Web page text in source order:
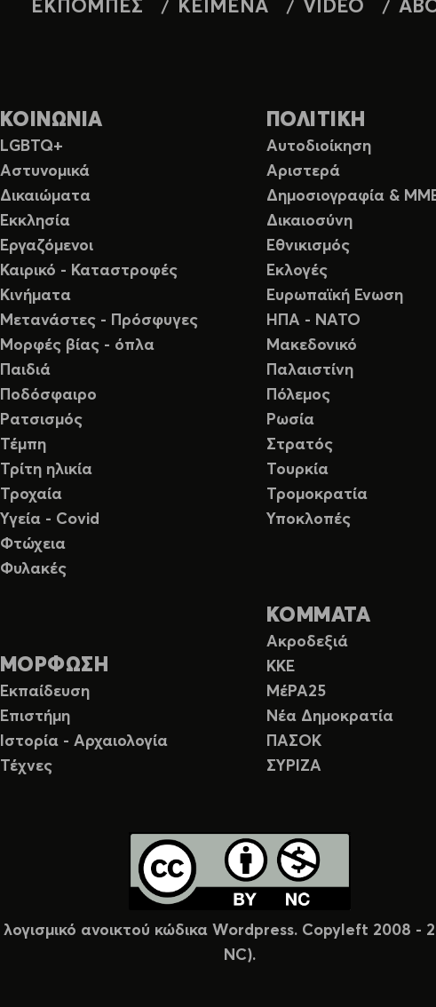
ΕΚΠΟΜΠΕΣ ΚΕΙΜΕΝΑ VIDEO
ΚΟΙΝΩΝΙΑ
LGBTQ+
Αστυνομικά
Δικαιώματα
Εκκλησία
Εργαζόμενοι
Καιρικό - Καταστροφές
Κινήματα
Μετανάστες - Πρόσφυγες
Μορφές βίας - όπλα
Παιδιά
Ποδόσφαιρο
Ρατσισμός
Τέμπη
Τρίτη ηλικία
Τροχαία
Υγεία - Covid
Φτώχεια
Φυλακές
ΜΟΡΦΩΣΗ
Εκπαίδευση
Επιστήμη
Ιστορία - Αρχαιολογία
Τέχνες
ΠΟΛΙΤΙΚΗ
Αυτοδιοίκηση
Αριστερά
Δημοσιογραφία &
Δικαιοσύνη
Εθνικισμός
Εκλογές
Ευρωπαϊκή Ενωση
ΗΠΑ - ΝΑΤΟ
Μακεδονικό
Παλαιστίνη
Πόλεμος
Ρωσία
Στρατός
Τουρκία
Τρομοκρατία
Υποκλοπές
ΚΟΜΜΑΤΑ
Ακροδεξιά
ΚΚΕ
ΜέΡΑ25
Νέα Δημοκρατία
ΠΑΣΟΚ
ΣΥΡΙΖΑ
λογισμικό ανοικτού κώδικα Wordpress. Copyleft 2008
NC).